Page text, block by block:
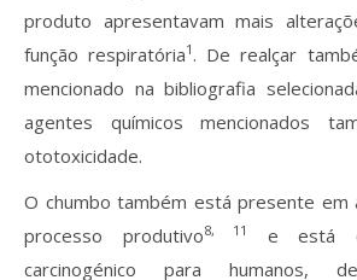
produto apresentavam mais
função respiratória1. De realçar
mencionado na bibliografia
agentes químicos mencionados
ototoxicidade.
O chumbo também está presente em
processo produtivo8, 11
e está
carcinogénico para humanos,